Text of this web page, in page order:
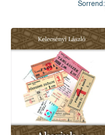
Sorrend: